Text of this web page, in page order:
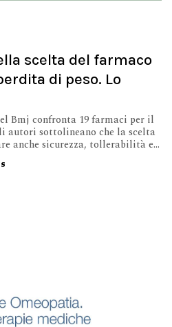
scelta del farmaco
di peso. Lo
Bmj confronta 19 farmaci per il
autori sottolineano che la scelta
anche sicurezza, tollerabilità e...